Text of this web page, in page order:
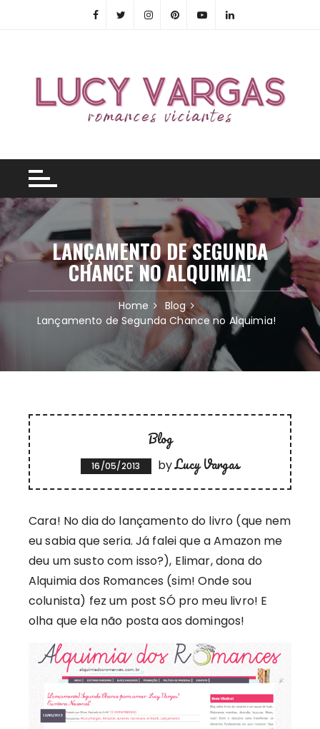
LANÇAMENTO DE SEGUNDA
CHANCE NO ALQUIMIA!
Home
Blog
Lançamento de Segunda Chance no Alquimia!
Blog
16/05/2013 byLucy Vargas
Cara! No dia do lançamento do livro (que nem
eu sabia que seria. Já falei que a Amazon me
deu um susto com isso?), Elimar, dona do
Alquimia dos Romances (sim! Onde sou
colunista) fez um post SÓ pro meu livro! E
olha que ela não posta aos domingos!